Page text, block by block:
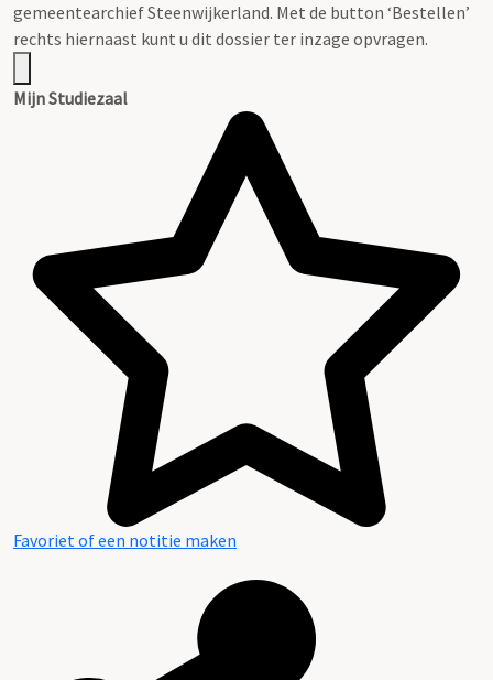
gemeentearchief Steenwijkerland. Met de button ‘Bestellen’
rechts hiernaast kunt u dit dossier ter inzage opvragen.
Mijn Studiezaal
Favoriet of een notitie maken